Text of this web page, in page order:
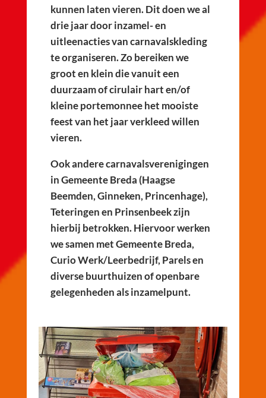
kunnen laten vieren. Dit doen we al
drie jaar door inzamel- en
uitleenacties van carnavalskleding
te organiseren. Zo bereiken we
groot en klein die vanuit een
duurzaam of cirulair hart en/of
kleine portemonnee het mooiste
feest van het jaar verkleed willen
vieren.
Ook andere carnavalsverenigingen
in Gemeente Breda (Haagse
Beemden, Ginneken, Princenhage),
Teteringen en Prinsenbeek zijn
hierbij betrokken. Hiervoor werken
we samen met Gemeente Breda,
Curio Werk/Leerbedrijf, Parels en
diverse buurthuizen of openbare
gelegenheden als inzamelpunt.